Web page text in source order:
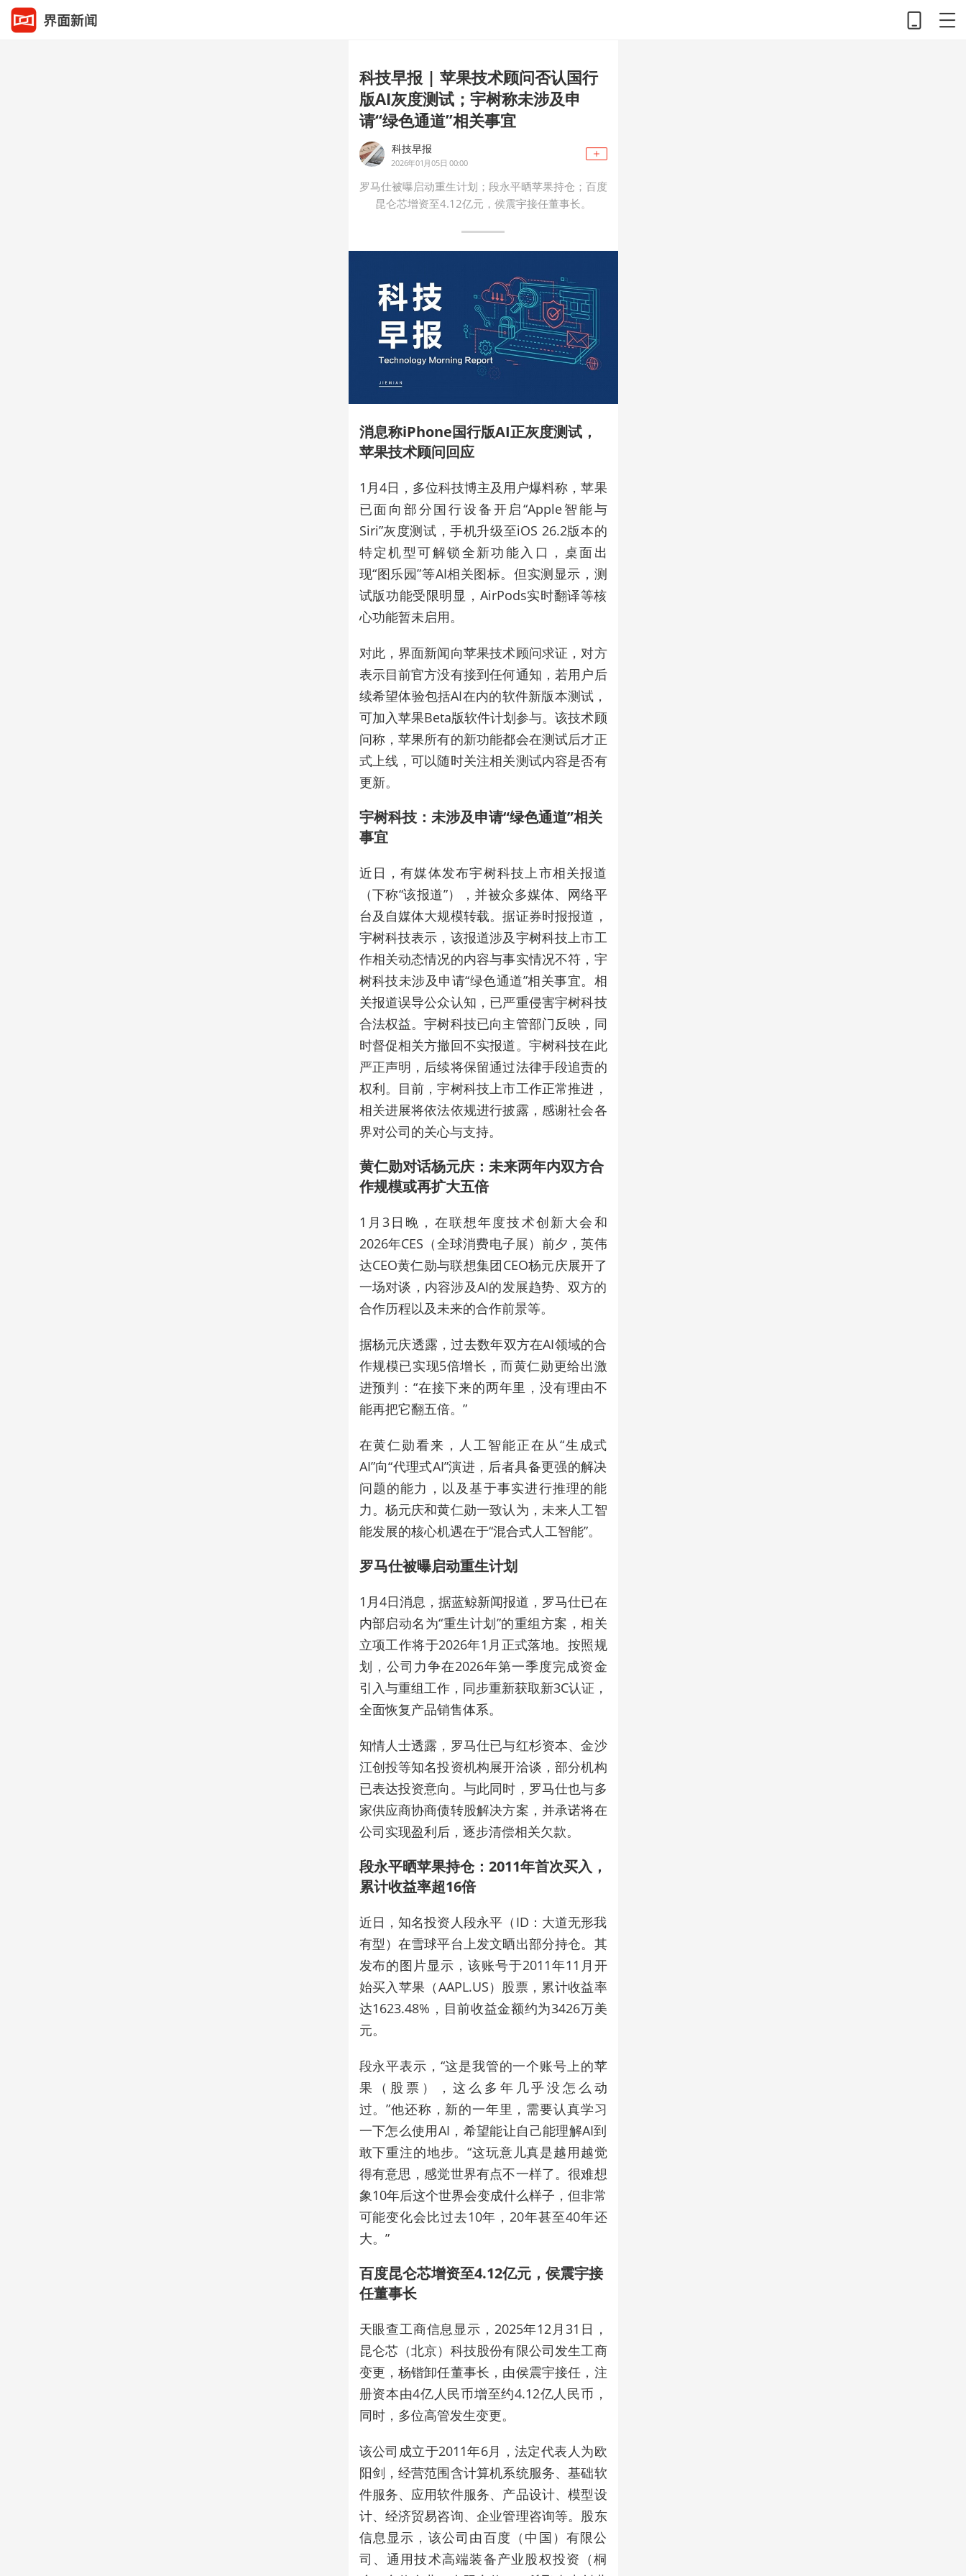
科技早报 | 苹果技术顾问否认国行
版AI灰度测试；宇树称未涉及申
请“绿色通道”相关事宜
科技早报
2026年01月05日 00:00
罗马仕被曝启动重生计划；段永平晒苹果持仓；百度
昆仑芯增资至4.12亿元，侯震宇接任董事长。
消息称iPhone国行版AI正灰度测试，
苹果技术顾问回应
1月4日，多位科技博主及用户爆料称，苹果
已面向部分国行设备开启“Apple智能与
Siri”灰度测试，手机升级至iOS 26.2版本的
特定机型可解锁全新功能入口，桌面出
现“图乐园”等AI相关图标。但实测显示，测
试版功能受限明显，AirPods实时翻译等核
心功能暂未启用。
对此，界面新闻向苹果技术顾问求证，对方
表示目前官方没有接到任何通知，若用户后
续希望体验包括AI在内的软件新版本测试，
可加入苹果Beta版软件计划参与。该技术顾
问称，苹果所有的新功能都会在测试后才正
式上线，可以随时关注相关测试内容是否有
更新。
宇树科技：未涉及申请“绿色通道”相关
事宜
近日，有媒体发布宇树科技上市相关报道
（下称“该报道”），并被众多媒体、网络平
台及自媒体大规模转载。据证券时报报道，
宇树科技表示，该报道涉及宇树科技上市工
作相关动态情况的内容与事实情况不符，宇
树科技未涉及申请“绿色通道”相关事宜。相
关报道误导公众认知，已严重侵害宇树科技
合法权益。宇树科技已向主管部门反映，同
时督促相关方撤回不实报道。宇树科技在此
严正声明，后续将保留通过法律手段追责的
权利。目前，宇树科技上市工作正常推进，
相关进展将依法依规进行披露，感谢社会各
界对公司的关心与支持。
黄仁勋对话杨元庆：未来两年内双方合
作规模或再扩大五倍
1月3日晚，在联想年度技术创新大会和
2026年CES（全球消费电子展）前夕，英伟
达CEO黄仁勋与联想集团CEO杨元庆展开了
一场对谈，内容涉及AI的发展趋势、双方的
合作历程以及未来的合作前景等。
据杨元庆透露，过去数年双方在AI领域的合
作规模已实现5倍增长，而黄仁勋更给出激
进预判：“在接下来的两年里，没有理由不
能再把它翻五倍。”
在黄仁勋看来，人工智能正在从“生成式
AI”向“代理式AI”演进，后者具备更强的解决
问题的能力，以及基于事实进行推理的能
力。杨元庆和黄仁勋一致认为，未来人工智
能发展的核心机遇在于“混合式人工智能”。
罗马仕被曝启动重生计划
1月4日消息，据蓝鲸新闻报道，罗马仕已在
内部启动名为“重生计划”的重组方案，相关
立项工作将于2026年1月正式落地。按照规
划，公司力争在2026年第一季度完成资金
引入与重组工作，同步重新获取新3C认证，
全面恢复产品销售体系。
知情人士透露，罗马仕已与红杉资本、金沙
江创投等知名投资机构展开洽谈，部分机构
已表达投资意向。与此同时，罗马仕也与多
家供应商协商债转股解决方案，并承诺将在
公司实现盈利后，逐步清偿相关欠款。
段永平晒苹果持仓：2011年首次买入，
累计收益率超16倍
近日，知名投资人段永平（ID：大道无形我
有型）在雪球平台上发文晒出部分持仓。其
发布的图片显示，该账号于2011年11月开
始买入苹果（AAPL.US）股票，累计收益率
达1623.48%，目前收益金额约为3426万美
元。
段永平表示，“这是我管的一个账号上的苹
果（股票），这么多年几乎没怎么动
过。”他还称，新的一年里，需要认真学习
一下怎么使用AI，希望能让自己能理解AI到
敢下重注的地步。“这玩意儿真是越用越觉
得有意思，感觉世界有点不一样了。很难想
象10年后这个世界会变成什么样子，但非常
可能变化会比过去10年，20年甚至40年还
大。”
百度昆仑芯增资至4.12亿元，侯震宇接
任董事长
天眼查工商信息显示，2025年12月31日，
昆仑芯（北京）科技股份有限公司发生工商
变更，杨锴卸任董事长，由侯震宇接任，注
册资本由4亿人民币增至约4.12亿人民币，
同时，多位高管发生变更。
该公司成立于2011年6月，法定代表人为欧
阳剑，经营范围含计算机系统服务、基础软
件服务、应用软件服务、产品设计、模型设
计、经济贸易咨询、企业管理咨询等。股东
信息显示，该公司由百度（中国）有限公
司、通用技术高端装备产业股权投资（桐